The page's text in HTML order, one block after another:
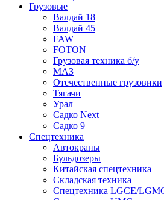
Грузовые
Валдай 18
Валдай 45
FAW
FOTON
Грузовая техника б/у
МАЗ
Отечественные грузовики
Тягачи
Урал
Садко Next
Садко 9
Спецтехника
Автокраны
Бульдозеры
Китайская спецтехника
Складская техника
Спецтехника LGCE/